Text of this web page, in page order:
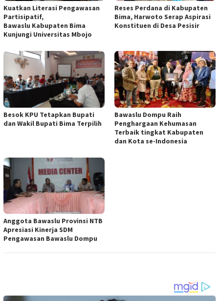
Kuatkan Literasi Pengawasan
Partisipatif,
Bawaslu Kabupaten Bima
Kunjungi Universitas Mbojo
Reses Perdana di Kabupaten
Bima, Harwoto Serap Aspirasi
Konstituen di Desa Pesisir
Besok KPU Tetapkan Bupati
dan Wakil Bupati Bima Terpilih
Bawaslu Dompu Raih
Penghargaan Kehumasan
Terbaik tingkat Kabupaten
dan Kota se-Indonesia
Anggota Bawaslu Provinsi NTB
Apresiasi Kinerja SDM
Pengawasan Bawaslu Dompu